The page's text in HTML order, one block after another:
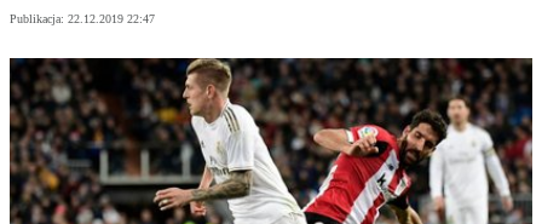
Publikacja: 22.12.2019 22:47